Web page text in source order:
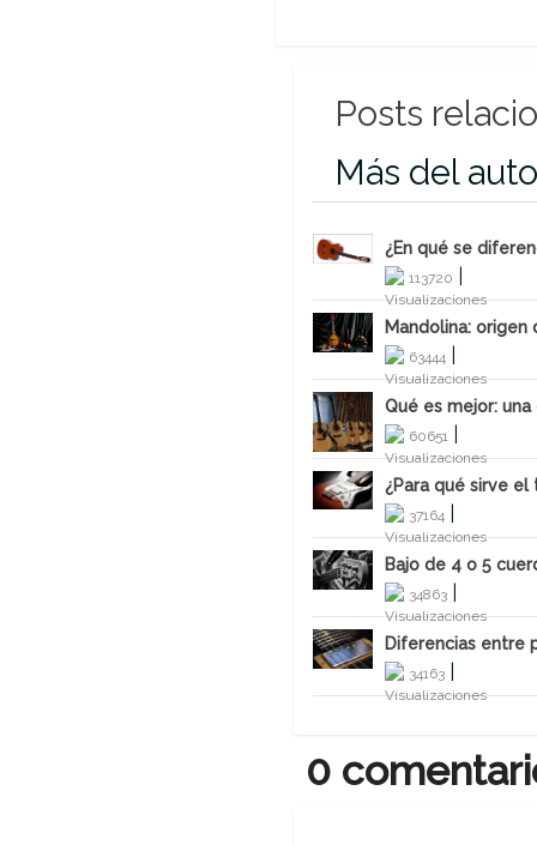
Posts
Más del
¿En qué se
113720
Mandolina:
63444
Qué es mejor:
60651
¿Para qué sirve
37164
Bajo de 4 o 5
34863
Diferencias entre
34163
¿En qué se
113720|Malaga8
Mandolina: origen
63444|Malaga8
Qué es mejor:
60651|Malaga8
¿Para qué sirve
37164|Malaga8
Bajo de 4 o 5
34863|Malaga8
Diferencias entre
34163|Malaga8
0